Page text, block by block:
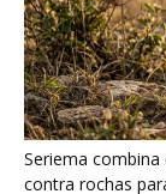
Ariranha
e cerca